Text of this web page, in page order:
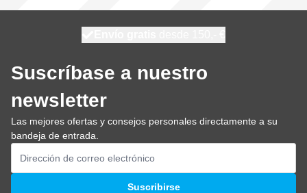
Suscríbase a nuestro
newsletter
Las mejores ofertas y consejos personales directamente a su
bandeja de entrada.
Dirección de email
Suscribirse